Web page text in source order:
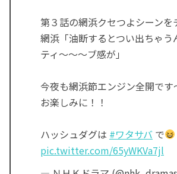
第３話の網浜クセつよシーンを
網浜「油断するとつい出ちゃう
ティ〜〜〜ブ感が」
今夜も網浜節エンジン全開です
お楽しみに！！
ハッシュダグは #ワタサバ で
pic.twitter.com/65yWKVa7jl